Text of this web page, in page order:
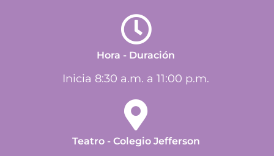
Hora - Duración
Inicia 8:30 a.m. a 11:00 p.m.
Teatro - Colegio Jefferson